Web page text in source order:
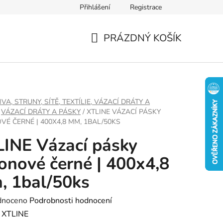
Přihlášení Registrace
PRÁZDNÝ KOŠÍK
STRUNY, SÍTĚ, TEXTÍLIE, VÁZACÍ DRÁTY A
VÁZACÍ DRÁTY A PÁSKY / XTLINE VÁZACÍ PÁSKY
ČERNÉ | 400X4,8 MM, 1BAL/50KS
Vázací pásky
černé | 400x4,8
1bal/50ks
Podrobnosti hodnocení
XTLINE